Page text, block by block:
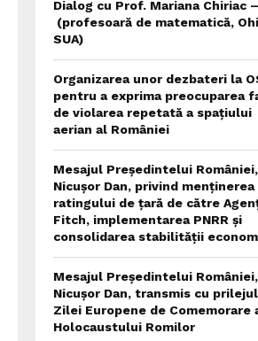
Dialog cu Prof. Mariana Chiriac –
(profesoară de matematică,
SUA)
Organizarea unor dezbateri la
pentru a exprima preocuparea
de violarea repetată a spațiului
aerian al României
Mesajul Președintelui României,
Nicușor Dan, privind menținerea
ratingului de țară de către
Fitch, implementarea PNRR și
consolidarea stabilității
Mesajul Președintelui României,
Nicușor Dan, transmis cu prilejul
Zilei Europene de Comemorare
Holocaustului Romilor